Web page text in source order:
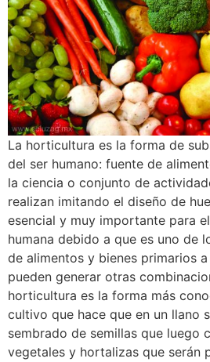
La horticultura es la forma de
del ser humano: fuente de
la ciencia o conjunto de
realizan imitando el diseño de
esencial y muy importante para
humana debido a que es uno de
de alimentos y bienes primarios
pueden generar otras
horticultura es la forma más
cultivo que hace que en un llano
sembrado de semillas que luego
vegetales y hortalizas que serán